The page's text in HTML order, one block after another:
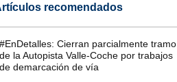
recomendados
Cierran parcialmente tramo
la Autopista Valle-Coche por trabajos
demarcación de vía